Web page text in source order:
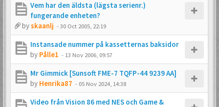
Vem har den äldsta (lägsta serienr.)
fungerande enheten?
byskaanlj -30 Oct 2005, 22:19
Instansade nummer på kassetternas baksidor
by Pålle1 - 13 Nov 2006, 09:57
Mr Gimmick [Sunsoft FME-7 TQFP-44 9239 AA]
by Henrika87 - 05 Nov 2024, 14:38
Video från Vision 86 med NES och Game &